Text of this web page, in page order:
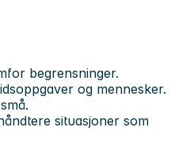
begrensninger.
og mennesker.
situasjoner som